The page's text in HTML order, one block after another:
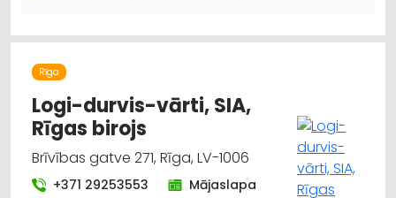
Rīga
Logi-durvis-vārti, SIA,
Rīgas birojs
Brīvības gatve 271, Rīga, LV-1006
+371 29253553 Mājaslapa